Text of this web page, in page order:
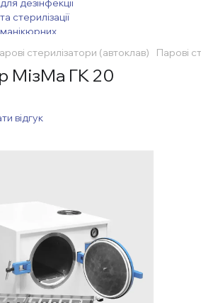
стерилізатори (автоклав) Парові
МізМа ГК 20
відгук